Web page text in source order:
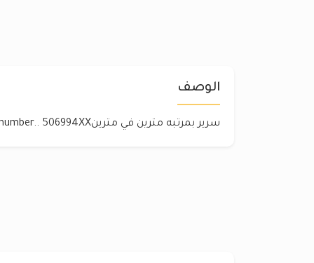
الوصف
سرير بمرتبه مترين في مترينClick to show phone number.. ‎506994XX